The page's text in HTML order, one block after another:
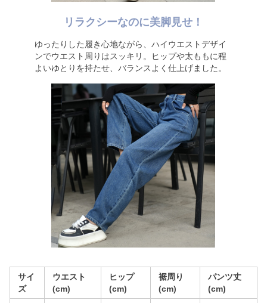
リラクシーなのに美脚見せ！
ゆったりした履き心地ながら、ハイウエストデザイ
ンでウエスト周りはスッキリ。ヒップや太ももに程
よいゆとりを持たせ、バランスよく仕上げました。
サイ
ズ
ウエスト
(cm)
ヒップ
(cm)
裾周り
(cm)
パンツ丈
(cm)